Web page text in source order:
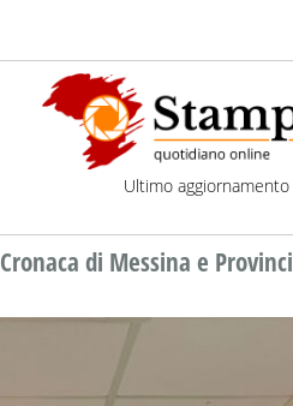
Ultimo aggiornamento
Cronaca di Messina e